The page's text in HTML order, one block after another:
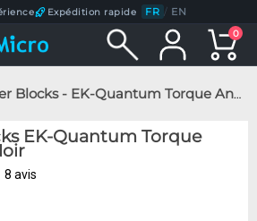
Expédition rapide FR / EN
0
- EK-Quantum Torque Angled 90° - Noir
EK-Quantum Torque
8 avis